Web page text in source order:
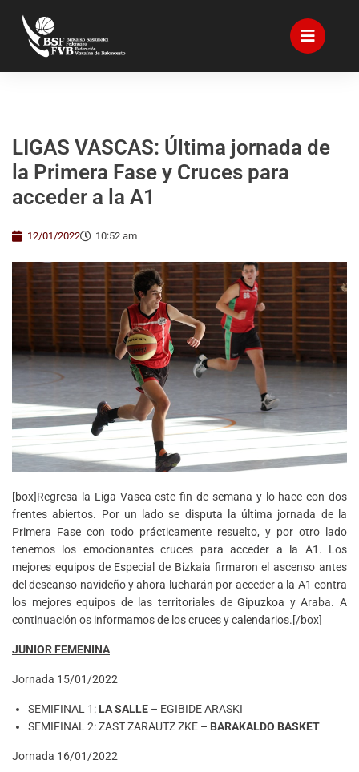
LIGAS VASCAS: Última jornada de
la Primera Fase y Cruces para
acceder a la A1
12/01/2022 10:52 am
[box]Regresa la Liga Vasca este fin de semana y lo hace con dos
frentes abiertos. Por un lado se disputa la última jornada de la
Primera Fase con todo prácticamente resuelto, y por otro lado
tenemos los emocionantes cruces para acceder a la A1. Los
mejores equipos de Especial de Bizkaia firmaron el ascenso antes
del descanso navideño y ahora lucharán por acceder a la A1 contra
los mejores equipos de las territoriales de Gipuzkoa y Araba. A
continuación os informamos de los cruces y calendarios.[/box]
JUNIOR FEMENINA
Jornada 15/01/2022
SEMIFINAL 1: LA SALLE – EGIBIDE ARASKI
SEMIFINAL 2: ZAST ZARAUTZ ZKE – BARAKALDO BASKET
Jornada 16/01/2022